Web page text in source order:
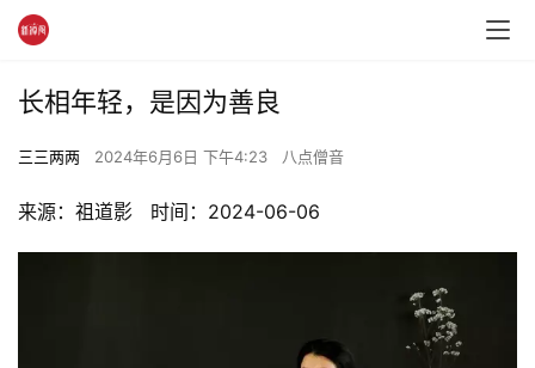
长相年轻，是因为善良
三三两两 2024年6月6日 下午4:23 八点僧音
来源：祖道影   时间：2024-06-06